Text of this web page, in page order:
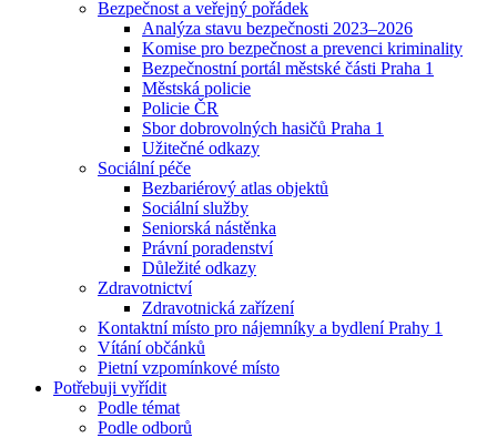
Bezpečnost a veřejný pořádek
Analýza stavu bezpečnosti 2023–2026
Komise pro bezpečnost a prevenci kriminality
Bezpečnostní portál městské části Praha 1
Městská policie
Policie ČR
Sbor dobrovolných hasičů Praha 1
Užitečné odkazy
Sociální péče
Bezbariérový atlas objektů
Sociální služby
Seniorská nástěnka
Právní poradenství
Důležité odkazy
Zdravotnictví
Zdravotnická zařízení
Kontaktní místo pro nájemníky a bydlení Prahy 1
Vítání občánků
Pietní vzpomínkové místo
Potřebuji vyřídit
Podle témat
Podle odborů